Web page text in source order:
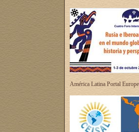
América Latina Portal